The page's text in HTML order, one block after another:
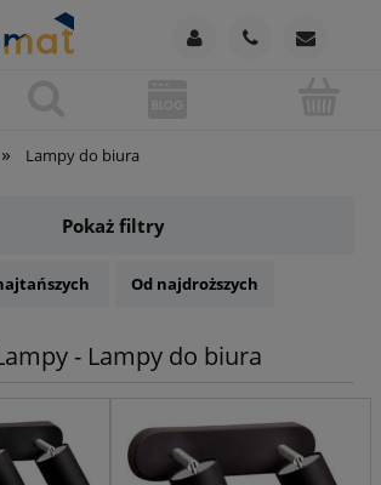
» Lampy do biura
Pokaż filtry
Od najdroższych
- Lampy do biura